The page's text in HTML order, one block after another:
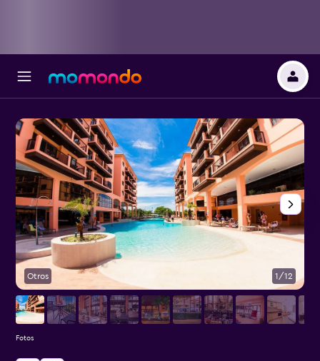
Otros 1/12
Fotos